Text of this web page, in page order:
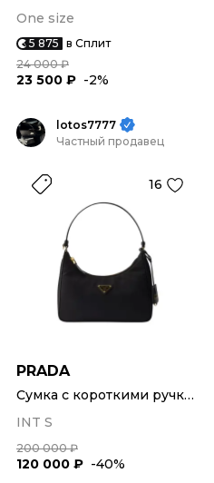
One size
5 875 в Сплит
24 000 ₽
23 500 ₽ -2%
lotos7777
Частный продавец
16
PRADA
Сумка с короткими ручками
INT S
200 000 ₽
120 000 ₽ -40%